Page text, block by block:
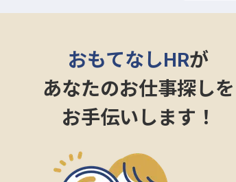
宿泊マネージャーのサポート役としてホテル
支援制度や研修支援制度を活用して、さらな
宅手当などの福利厚生も充実。寮・社宅も用
です。出産・育児支援制度も整っており、長
あなたのキャリアステップアップを全力でサポ
おもてなしHRが
あなたのお仕事探しを
お手伝いします！